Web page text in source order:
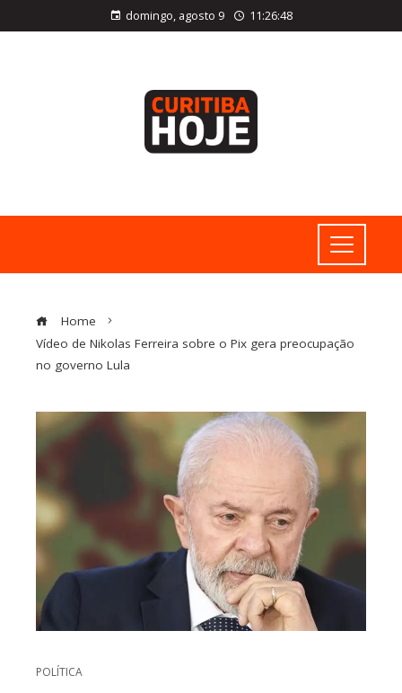
domingo, agosto 9 11:26:48
Home
Vídeo de Nikolas Ferreira sobre o Pix gera preocupação
no governo Lula
POLÍTICA